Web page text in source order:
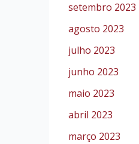
setembro 2023
agosto 2023
julho 2023
junho 2023
maio 2023
abril 2023
março 2023